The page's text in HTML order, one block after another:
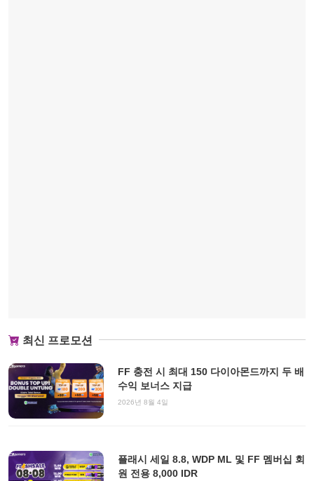
최신 프로모션
FF 충전 시 최대 150 다이아몬드까지 두 배
수익 보너스 지급
2026년 8월 4일
플래시 세일 8.8, WDP ML 및 FF 멤버십 회
원 전용 8,000 IDR